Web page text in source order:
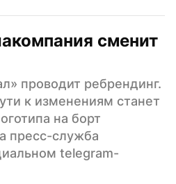
сменит
проводит ребрендинг.
к изменениям станет
на борт
пресс-служба
telegram-